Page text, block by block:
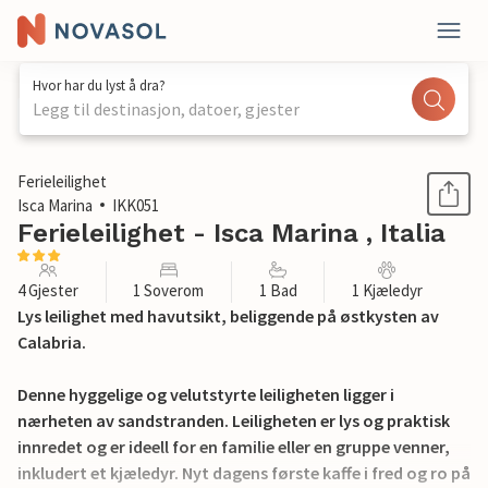
Hvor har du lyst å dra?
Legg til destinasjon, datoer, gjester
1 / 14
Ferieleilighet
Isca Marina
IKK051
Ferieleilighet - Isca Marina , Italia
4 Gjester 1 Soverom 1 Bad 1 Kjæledyr
Lys leilighet med havutsikt, beliggende på østkysten av
Calabria.
Denne hyggelige og velutstyrte leiligheten ligger i
nærheten av sandstranden. Leiligheten er lys og praktisk
innredet og er ideell for en familie eller en gruppe venner,
inkludert et kjæledyr. Nyt dagens første kaffe i fred og ro på